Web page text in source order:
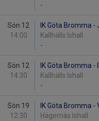
-
Sön 12
14:00
IK Göta Bromma -
Kallhälls Ishall
-
Sön 12
14:30
IK Göta Bromma -
Kallhälls Ishall
-
Sön 19
12:30
IK Göta Bromma -
Hägernäs Ishall